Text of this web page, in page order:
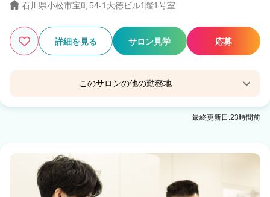
この条件の求人数 2件
検索する
石川県小松市宝町54-1大徳ビル1階1号室
詳細を見る サロン見学 応募
このサロンの他の勤務地
Agu hair Timber小松2号
最終更新日:23時間前